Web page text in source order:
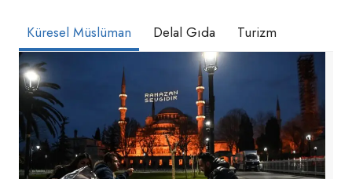
Küresel Müslüman Delal Gıda Turizm